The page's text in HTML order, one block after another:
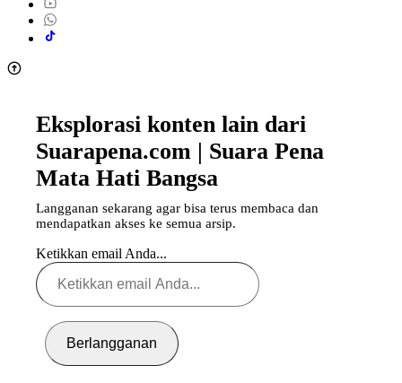
Eksplorasi konten lain dari
Suarapena.com | Suara Pena
Mata Hati Bangsa
Langganan sekarang agar bisa terus membaca dan
mendapatkan akses ke semua arsip.
Ketikkan email Anda...
Berlangganan